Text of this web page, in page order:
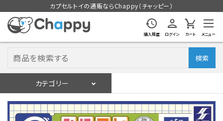
カプセルトイの通販ならChappy（チャッピー）
購入履歴 ログイン カート メニュー
検索
カテゴリー
ログイン 会員登録